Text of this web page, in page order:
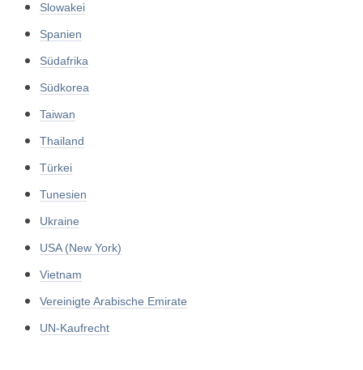
Slowakei
Spanien
Südafrika
Südkorea
Taiwan
Thailand
Türkei
Tunesien
Ukraine
USA (New York)
Vietnam
Vereinigte Arabische Emirate
UN-Kaufrecht